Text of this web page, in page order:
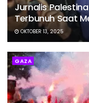
Jurnalis
Terbunuh Saat
OKTOBER 13, 2025
GAZA